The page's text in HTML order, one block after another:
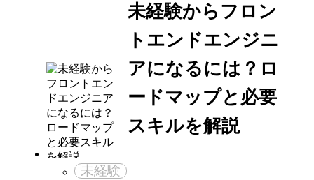
未経験からフロン
トエンドエンジニ
アになるには？ロ
ードマップと必要
スキルを解説
未経験